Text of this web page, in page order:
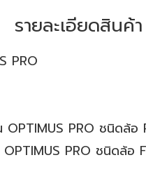
รายละเอียดสินค้า
PRO
PRO ชนิดล้อ
PRO ชนิดล้อ